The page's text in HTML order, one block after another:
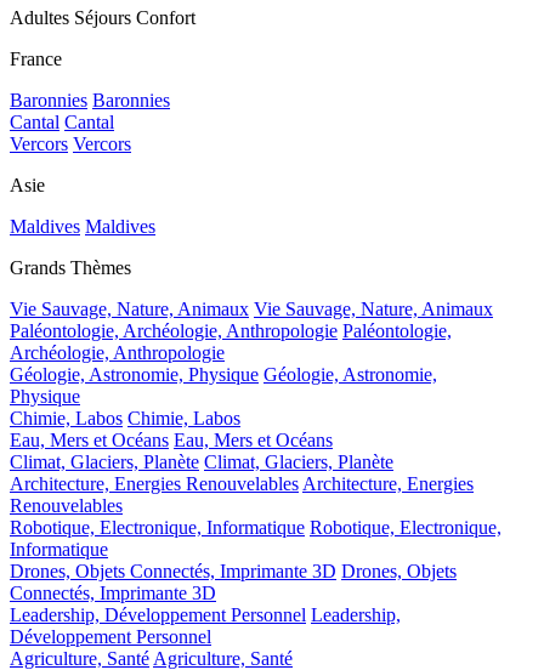
Adultes Séjours Confort
France
Baronnies Baronnies
Cantal Cantal
Vercors Vercors
Asie
Maldives Maldives
Grands Thèmes
Vie Sauvage, Nature, Animaux Vie Sauvage, Nature, Animaux
Paléontologie, Archéologie, Anthropologie Paléontologie,
Archéologie, Anthropologie
Géologie, Astronomie, Physique Géologie, Astronomie,
Physique
Chimie, Labos Chimie, Labos
Eau, Mers et Océans Eau, Mers et Océans
Climat, Glaciers, Planète Climat, Glaciers, Planète
Architecture, Energies Renouvelables Architecture, Energies
Renouvelables
Robotique, Electronique, Informatique Robotique, Electronique,
Informatique
Drones, Objets Connectés, Imprimante 3D Drones, Objets
Connectés, Imprimante 3D
Leadership, Développement Personnel Leadership,
Développement Personnel
Agriculture, Santé Agriculture, Santé